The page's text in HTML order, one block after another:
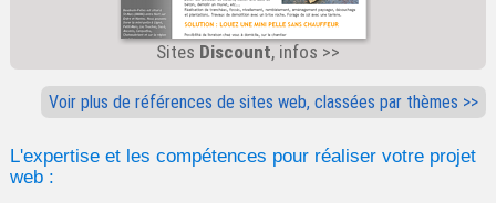
Sites Discount, infos >>
Voir plus de références de sites web, classées par thèmes >>
L'expertise et les compétences pour réaliser votre projet
web :